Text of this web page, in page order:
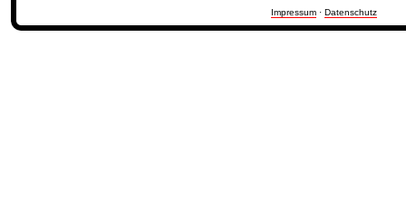
Impressum · Datenschutz